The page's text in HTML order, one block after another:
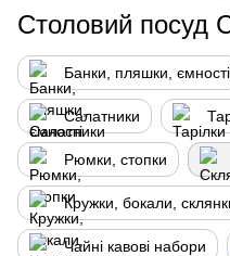
Столовий посуд
Банки, пляшки, ємності
Салатники
Рюмки, стопки
Кружки, бокали,
Чайні кавові набори